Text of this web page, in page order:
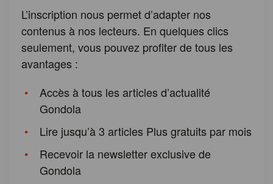
L’inscription nous permet d’adapter nos
contenus à nos lecteurs. En quelques clics
seulement, vous pouvez profiter de tous les
avantages :
Accès à tous les articles d’actualité
Gondola
Lire jusqu’à 3 articles Plus gratuits par mois
Recevoir la newsletter exclusive de
Gondola